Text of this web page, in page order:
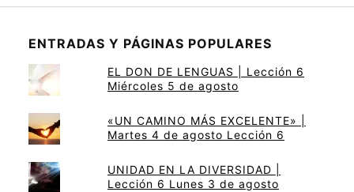
ENTRADAS Y PÁGINAS POPULARES
EL DON DE LENGUAS | Lección 6
Miércoles 5 de agosto
«UN CAMINO MÁS EXCELENTE» |
Martes 4 de agosto Lección 6
UNIDAD EN LA DIVERSIDAD |
Lección 6 Lunes 3 de agosto